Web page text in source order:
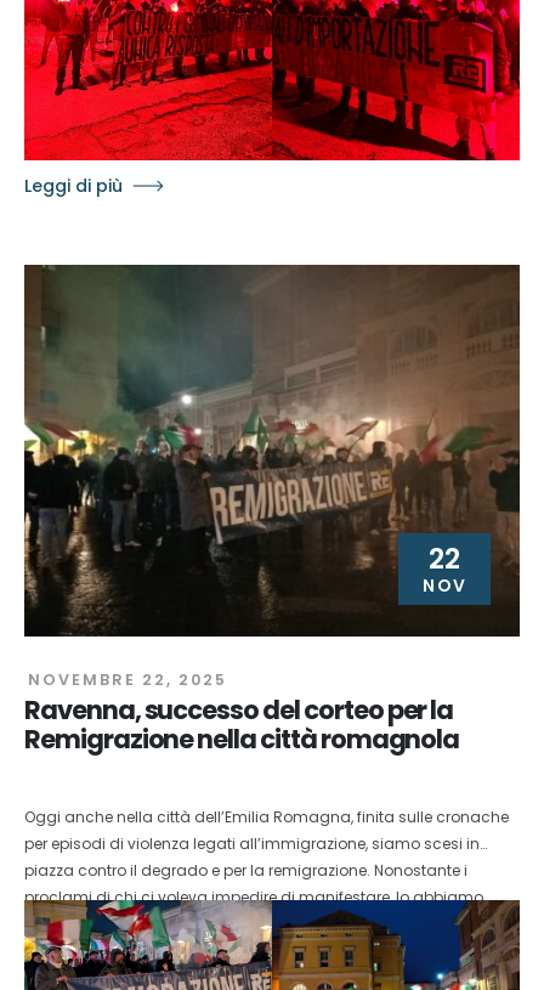
Leggi di più
22
NOV
NOVEMBRE 22, 2025
Ravenna, successo del corteo per la
Remigrazione nella città romagnola
Oggi anche nella città dell’Emilia Romagna, finita sulle cronache
per episodi di violenza legati all’immigrazione, siamo scesi in
piazza contro il degrado e per la remigrazione. Nonostante i
proclami di chi ci voleva impedire di manifestare, lo abbiamo
fatto insieme agli italiani che non si arrendono. Non possono
esistere città ostaggio di immigrati e centri sociali. La Riconquista
è appena cominciata.